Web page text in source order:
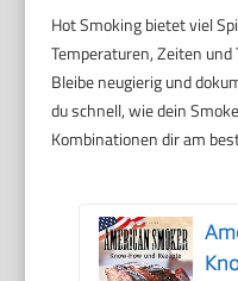
Hot Smoking bietet viel
Temperaturen, Zeiten
Bleibe neugierig und
du schnell, wie dein
Kombinationen dir am